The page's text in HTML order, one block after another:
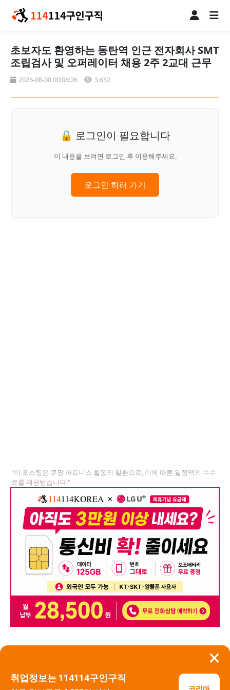
×
취업정보는 114114구인구직
초보자도 환영하는 동탄역 인근 전자회사 SMT
조립검사 및 오퍼레이터 채용 2주 2교대 근무
2026-08-08 00:08:26 3,652
🔒 로그인이 필요합니다
이 내용을 보려면 로그인 후 이용해주세요.
로그인 하러 가기
"이 포스팅은 쿠팡 파트너스 활동의 일환으로, 이에 따른 일정액의 수수
료를 제공받습니다."